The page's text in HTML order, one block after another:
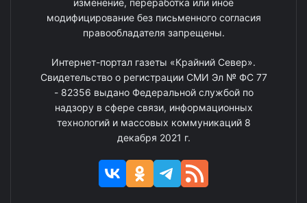
изменение, переработка или иное
модифицирование без письменного согласия
правообладателя запрещены.
Интернет-портал газеты «Крайний Север».
Свидетельство о регистрации СМИ Эл № ФС 77
- 82356 выдано Федеральной службой по
надзору в сфере связи, информационных
технологий и массовых коммуникаций 8
декабря 2021 г.